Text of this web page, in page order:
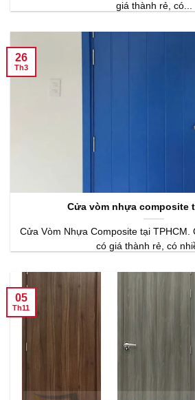
giá thành rẻ, có...
Cửa vòm nhựa composite
Cửa Vòm Nhựa Composite tại TPHCM.
có giá thành rẻ, có
26
Th3
05
Th11